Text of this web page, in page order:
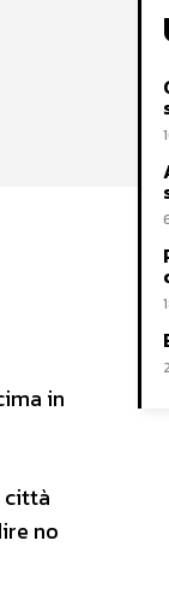
in
città
no